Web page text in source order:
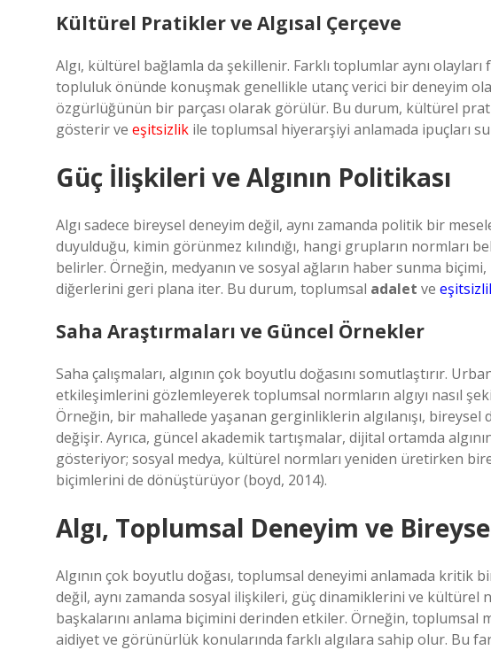
Kültürel Pratikler ve Algısal Çerçeve
Algı, kültürel bağlamla da şekillenir. Farklı toplumlar aynı
topluluk önünde konuşmak genellikle utanç verici bir deneyim
özgürlüğünün bir parçası olarak görülür. Bu durum, kültürel
gösterir ve eşitsizlik ile toplumsal hiyerarşiyi anlamada ipuçları
Güç İlişkileri ve Algının Politikası
Algı sadece bireysel deneyim değil, aynı zamanda politik bir
duyulduğu, kimin görünmez kılındığı, hangi grupların normları
belirler. Örneğin, medyanın ve sosyal ağların haber sunma
diğerlerini geri plana iter. Bu durum, toplumsal adalet ve
Saha Araştırmaları ve Güncel Örnekler
Saha çalışmaları, algının çok boyutlu doğasını somutlaştırır.
etkileşimlerini gözlemleyerek toplumsal normların algıyı nasıl
Örneğin, bir mahallede yaşanan gerginliklerin algılanışı,
değişir. Ayrıca, güncel akademik tartışmalar, dijital ortamda
gösteriyor; sosyal medya, kültürel normları yeniden üretirken
biçimlerini de dönüştürüyor (boyd, 2014).
Algı, Toplumsal Deneyim ve
Algının çok boyutlu doğası, toplumsal deneyimi anlamada kritik
değil, aynı zamanda sosyal ilişkileri, güç dinamiklerini ve kültürel
başkalarını anlama biçimini derinden etkiler. Örneğin,
aidiyet ve görünürlük konularında farklı algılara sahip olur. Bu